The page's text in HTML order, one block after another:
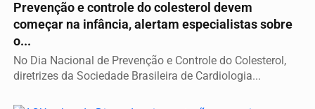
Prevenção e controle do colesterol devem
começar na infância, alertam especialistas sobre
o...
No Dia Nacional de Prevenção e Controle do Colesterol,
diretrizes da Sociedade Brasileira de Cardiologia...